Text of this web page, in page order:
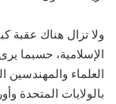
ولا تزال هناك عقبة
الإسلامية، حسبما
العلماء والمهندسين
بالولايات المتحدة